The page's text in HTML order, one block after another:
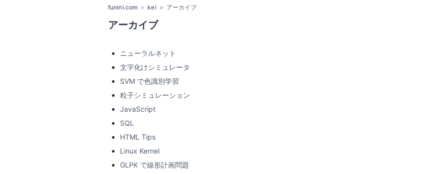
funini.com kei アーカイブ
アーカイブ
ニューラルネット
文字化けシミュレータ
SVM で色識別学習
粒子シミュレーション
JavaScript
SQL
HTML Tips
Linux Kernel
GLPK で線形計画問題